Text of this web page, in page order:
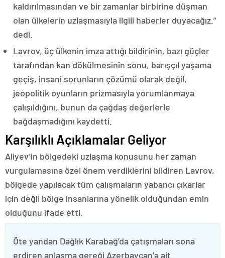
kaldırılmasından ve bir zamanlar birbirine düşman
olan ülkelerin uzlaşmasıyla ilgili haberler duyacağız.”
dedi.
Lavrov, üç ülkenin imza attığı bildirinin, bazı güçler
tarafından kan dökülmesinin sonu, barışçıl yaşama
geçiş, insani sorunların çözümü olarak değil,
jeopolitik oyunların prizmasıyla yorumlanmaya
çalışıldığını, bunun da çağdaş değerlerle
bağdaşmadığını kaydetti.
Karşılıklı Açıklamalar Geliyor
Aliyev’in bölgedeki uzlaşma konusunu her zaman
vurgulamasına özel önem verdiklerini bildiren Lavrov,
bölgede yapılacak tüm çalışmaların yabancı çıkarlar
için değil bölge insanlarına yönelik olduğundan emin
olduğunu ifade etti.
Öte yandan Dağlık Karabağ’da çatışmaları sona
erdiren anlaşma gereği Azerbaycan’a ait